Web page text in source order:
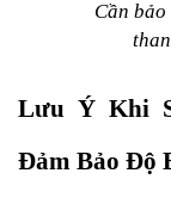
Cần
Lưu Ý Khi
Đảm Bảo Độ